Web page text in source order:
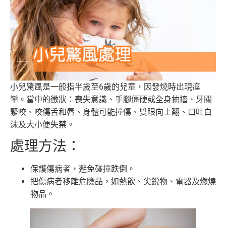
小兒驚風是一般指半歲至6歲的兒童，因發燒時出現痙
攣。當中的徵狀：喪失意識、手腳僵硬或全身抽搐、牙關
緊咬、咬傷舌和唇、身體可能撞傷、雙眼向上翻、口吐白
沫及大小便失禁。
處理方法：
保護傷病者，避免碰撞跌倒。
把傷病者移離危險品，如熱飲、尖銳物、電器及燃燒
物品。